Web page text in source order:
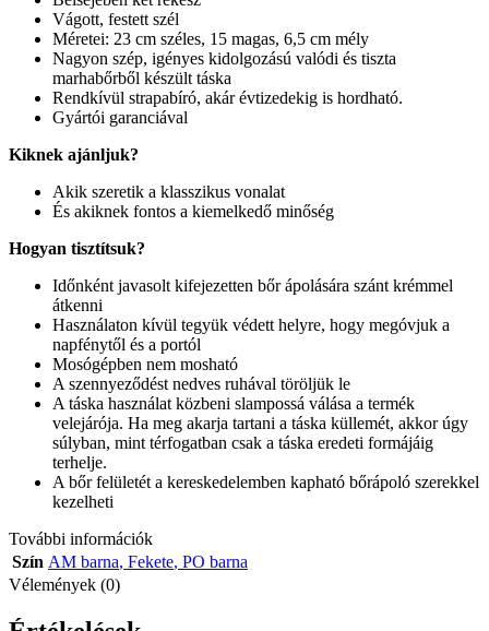
Vágott, festett szél
Méretei: 23 cm széles, 15 magas, 6,5 cm mély
Nagyon szép, igényes kidolgozású valódi és tiszta
marhabőrből készült táska
Rendkívül strapabíró, akár évtizedekig is hordható.
Gyártói garanciával
Kiknek ajánljuk?
Akik szeretik a klasszikus vonalat
És akiknek fontos a kiemelkedő minőség
Hogyan tisztítsuk?
Időnként javasolt kifejezetten bőr ápolására szánt krémmel
átkenni
Használaton kívül tegyük védett helyre, hogy megóvjuk a
napfénytől és a portól
Mosógépben nem mosható
A szennyeződést nedves ruhával töröljük le
A táska használat közbeni slampossá válása a termék
velejárója. Ha meg akarja tartani a táska küllemét, akkor úgy
súlyban, mint térfogatban csak a táska eredeti formájáig
terhelje.
A bőr felületét a kereskedelemben kapható bőrápoló szerekkel
kezelheti
További információk
Szín AM barna, Fekete, PO barna
Vélemények (0)